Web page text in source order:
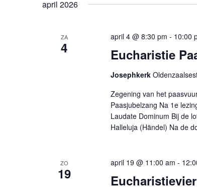
april 2026
ZA
4 Eucharistie
april 4 @ 8:30 pm - 10:00
Josephkerk
Zegening van het
Paasjubelzang Na 1e
Laudate Dominum Bij de
Halleluja (Händel) Na de
ZO
19
april 19 @ 11:00 am -